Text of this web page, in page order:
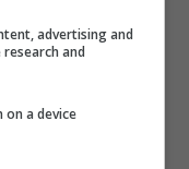
advertising and
and
a device